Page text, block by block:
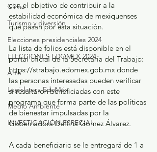
Clima
Turismo y diversión
Elecciones presidenciales 2024
ELECCIONES EDOMEX 2024
Arte
Legislatura EdoMéx
Medio Ambiente
INVESTIGACIÓN ESPECIAL
con el objetivo de contribuir a la
estabilidad económica de mexiquenses
que pasan por esta situación.
La lista de folios está disponible en el
portal oficial de la Secretaría del Trabajo:
https://strabajo.edomex.gob.mx donde
las personas interesadas pueden verificar
si resultaron beneficiadas con este
programa que forma parte de las políticas
de bienestar impulsadas por la
Gobernadora Delfina Gómez Álvarez.
A cada beneficiario se le entregará de 1 a